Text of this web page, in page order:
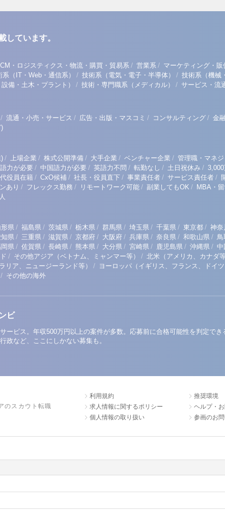
しています。
・ロジスティクス・物流・購買・貿易系 / 営業系 / マーケティング・
系（IT・Web・通信系） / 技術系（電気・電子・半導体） / 技術系（機械
備・土木・プラント） / 技術・専門職系（メディカル） / サービス・流
/ 流通・小売・サービス / 広告・出版・マスコミ / コンサルティング / 金融
/ 上場企業 / 株式公開準備 / 大手企業 / ベンチャー企業 / 管理職・マネジ
力が必要 / 中国語力が必要 / 英語力不問 / 転勤なし / 土日祝休み /
役員在籍/ CxO候補 / 社長・役員直下 / 事業責任者 / サービス責任者 /
あり / フレックス勤務 / リモートワーク可能 / 副業してもOK / MBA・
形県/ 福島県 / 茨城県 / 栃木県 / 群馬県 / 埼玉県 / 千葉県 / 東京都 / 神奈
県 / 三重県 / 滋賀県 / 京都府 / 大阪府 / 兵庫県 / 奈良県 / 和歌山県 / 鳥
県 / 佐賀県 / 長崎県 / 熊本県 / 大分県 / 宮崎県 / 鹿児島県 / 沖縄県 / 中
/ その他アジア（ベトナム、ミャンマー等） / 北米（アメリカ、カナダ等
リア、ニュージーランド等） / ヨーロッパ（イギリス、フランス、ドイツ
/ その他の海外
ビ
ービス。年収500万円以上の案件が多数。応募前に合格可能性を判定で
政など、ここにしかない募集も。
のスカウト転職
利用規約
求人情報に関するポリシー
個人情報の取り扱い
推奨環境
ヘルプ・
参画のお